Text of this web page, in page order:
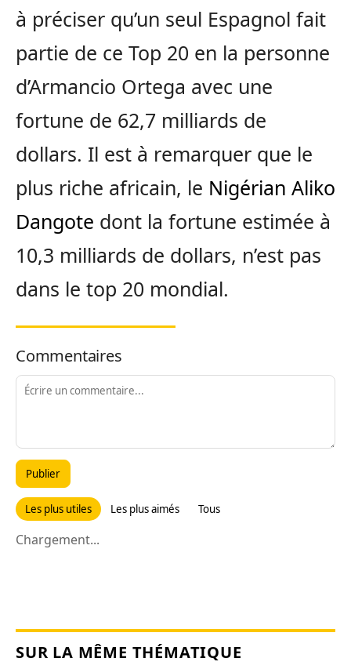
à préciser qu’un seul Espagnol fait
partie de ce Top 20 en la personne
d’Armancio Ortega avec une
fortune de 62,7 milliards de
dollars. Il est à remarquer que le
plus riche africain, le Nigérian Aliko
Dangote dont la fortune estimée à
10,3 milliards de dollars, n’est pas
dans le top 20 mondial.
Commentaires
Publier
Les plus utiles Les plus aimés Tous
Chargement...
SUR LA MÊME THÉMATIQUE